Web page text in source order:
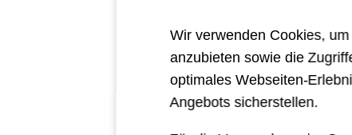
Wir verwenden Cookies,
anzubieten sowie die
optimales Webseiten-
Angebots sicherstellen.